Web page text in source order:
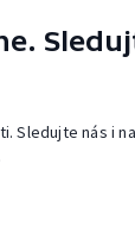
Sledujte nás i